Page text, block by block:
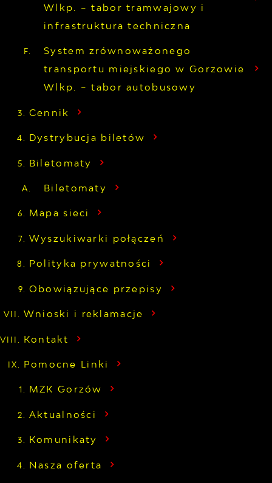
Wlkp. – tabor tramwajowy i
infrastruktura techniczna
System zrównoważonego
transportu miejskiego w Gorzowie
Wlkp. – tabor autobusowy
Cennik
Dystrybucja biletów
Biletomaty
Biletomaty
Mapa sieci
Wyszukiwarki połączeń
Polityka prywatności
Obowiązujące przepisy
Wnioski i reklamacje
Kontakt
Pomocne Linki
MZK Gorzów
Aktualności
Komunikaty
Nasza oferta